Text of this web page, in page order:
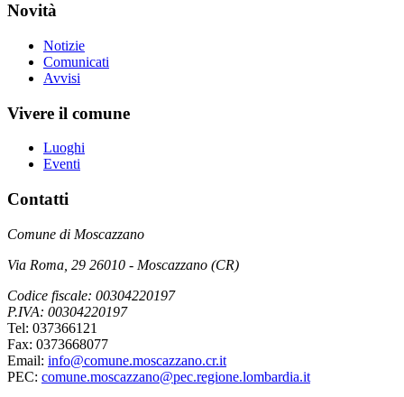
Novità
Notizie
Comunicati
Avvisi
Vivere il comune
Luoghi
Eventi
Contatti
Comune di Moscazzano
Via Roma, 29 26010 - Moscazzano (CR)
Codice fiscale: 00304220197
P.IVA: 00304220197
Tel: 037366121
Fax: 0373668077
Email: info@comune.moscazzano.cr.it
PEC: comune.moscazzano@pec.regione.lombardia.it